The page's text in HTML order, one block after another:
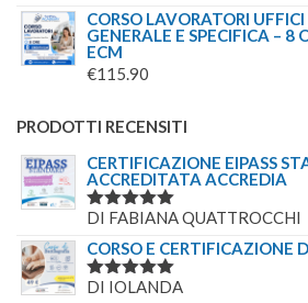
CORSO LAVORATORI
GENERALE E SPECIFICA – 8
ECM
€115.90
PRODOTTI RECENSITI
CERTIFICAZIONE EIPASS
ACCREDITATA ACCREDIA
VALUTATO
DI FABIANA QUATTROCCHI
CORSO E CERTIFICAZIONE
VALUTATO
DI IOLANDA